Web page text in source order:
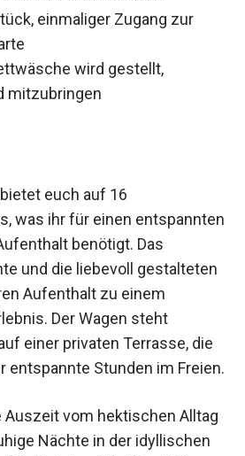
Nächte für 2 Personen
einmaliger Zugang zur
mitzubringen
bietet euch auf 16
was ihr für einen
Aufenthalt
Ambiente und die
machen euren
unvergesslichen Erlebnis.
perfekte Kulisse für
im Freien.